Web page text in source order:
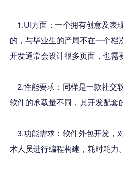
1.UI方面：一个拥有创意及表
的，与毕业生的产局不在一个档
开发通常会设计很多页面，也需
2.性能要求：同样是一款社交
软件的承载量不同，其开发配套
3.功能需求：软件外包开发，
术人员进行编程构建，耗时耗力。